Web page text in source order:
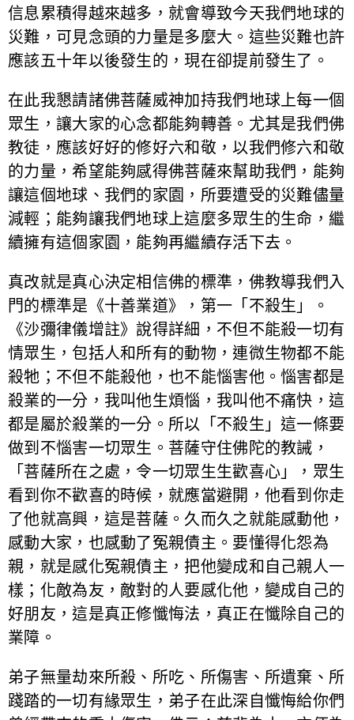
信息累積得越來越多，就會導致今天我們地球的
災難，可見念頭的力量是多麼大。這些災難也許
應該五十年以後發生的，現在卻提前發生了。
在此我懇請諸佛菩薩威神加持我們地球上每一個
眾生，讓大家的心念都能夠轉善。尤其是我們佛
教徒，應該好好的修好六和敬，以我們修六和敬
的力量，希望能夠感得佛菩薩來幫助我們，能夠
讓這個地球、我們的家園，所要遭受的災難儘量
減輕；能夠讓我們地球上這麼多眾生的生命，繼
續擁有這個家園，能夠再繼續存活下去。
真改就是真心決定相信佛的標準，佛教導我們入
門的標準是《十善業道》，第一「不殺生」。
《沙彌律儀增註》說得詳細，不但不能殺一切有
情眾生，包括人和所有的動物，連微生物都不能
殺牠；不但不能殺他，也不能惱害他。惱害都是
殺業的一分，我叫他生煩惱，我叫他不痛快，這
都是屬於殺業的一分。所以「不殺生」這一條要
做到不惱害一切眾生。菩薩守住佛陀的教誡，
「菩薩所在之處，令一切眾生生歡喜心」，眾生
看到你不歡喜的時候，就應當避開，他看到你走
了他就高興，這是菩薩。久而久之就能感動他，
感動大家，也感動了冤親債主。要懂得化怨為
親，就是感化冤親債主，把他變成和自己親人一
樣；化敵為友，敵對的人要感化他，變成自己的
好朋友，這是真正修懺悔法，真正在懺除自己的
業障。
弟子無量劫來所殺、所吃、所傷害、所遺棄、所
踐踏的一切有緣眾生，弟子在此深自懺悔給你們